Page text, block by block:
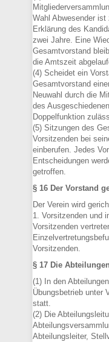
Wahl Abwesender
Erklärung des
zwei Jahre. Eine
Gesamtvorstand
die Amtszeit
(4) Scheidet ein
Gesamtvorstand
Neuwahl durch die
des
Doppelfunktion
(5) Sitzungen des
Vorsitzenden bei
einberufen. Jedes
Entscheidungen
getroffen.
§ 16 Der Vorstand
Der Verein wird
1. Vorsitzenden und
Vorsitzenden
Vorsitzenden.
§ 17 Die Abteilungen
(1) In den
Übungsbetrieb unter
statt.
(2) Die
Abteilungsleiter,